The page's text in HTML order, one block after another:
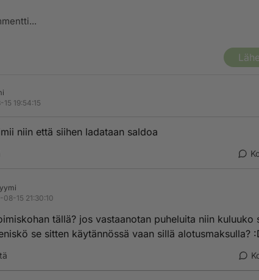
19:54:15
niin että siihen ladataan saldoa
08-15 21:30:10
tällä? jos vastaanotan puheluita niin kuluuko
se sitten käytännössä vaan sillä alotusmaksulla?